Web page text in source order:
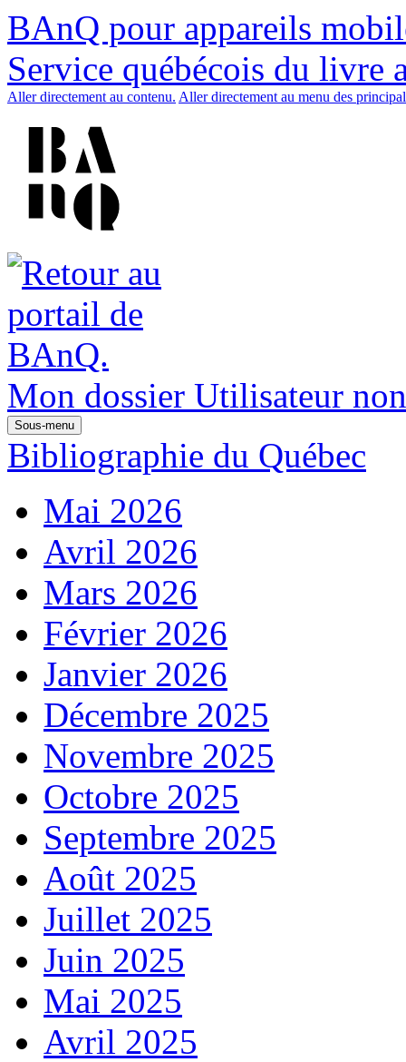
BAnQ pour appareils
Service québécois du livre
Aller directement au contenu. Aller directement au menu des
Mon dossier Utilisateur
Sous-menu
Bibliographie du Québec
Mai 2026
Avril 2026
Mars 2026
Février 2026
Janvier 2026
Décembre 2025
Novembre 2025
Octobre 2025
Septembre 2025
Août 2025
Juillet 2025
Juin 2025
Mai 2025
Avril 2025